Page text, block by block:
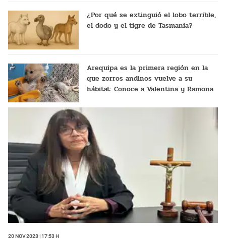
¿Por qué se extinguió el lobo terrible,
el dodo y el tigre de Tasmania?
Arequipa es la primera región en la
que zorros andinos vuelve a su
hábitat: Conoce a Valentina y Ramona
20 Nov 2023 | 17:53 h